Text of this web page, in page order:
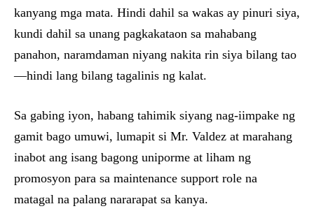
kanyang mga mata. Hindi dahil sa wakas ay pinuri siya,
kundi dahil sa unang pagkakataon sa mahabang
panahon, naramdaman niyang nakita rin siya bilang tao
—hindi lang bilang tagalinis ng kalat.
Sa gabing iyon, habang tahimik siyang nag-iimpake ng
gamit bago umuwi, lumapit si Mr. Valdez at marahang
inabot ang isang bagong uniporme at liham ng
promosyon para sa maintenance support role na
matagal na palang nararapat sa kanya.